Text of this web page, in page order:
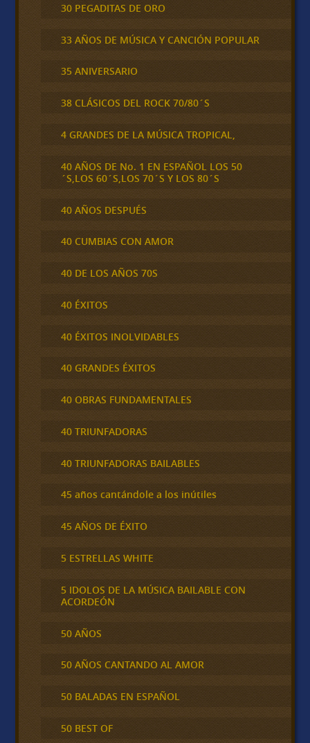
30 PEGADITAS DE ORO
33 AÑOS DE MÚSICA Y CANCIÓN POPULAR
35 ANIVERSARIO
38 CLÁSICOS DEL ROCK 70/80´S
4 GRANDES DE LA MÚSICA TROPICAL,
40 AÑOS DE No. 1 EN ESPAÑOL LOS 50
´S,LOS 60´S,LOS 70´S Y LOS 80´S
40 AÑOS DESPUÉS
40 CUMBIAS CON AMOR
40 DE LOS AÑOS 70S
40 ÉXITOS
40 ÉXITOS INOLVIDABLES
40 GRANDES ÉXITOS
40 OBRAS FUNDAMENTALES
40 TRIUNFADORAS
40 TRIUNFADORAS BAILABLES
45 años cantándole a los inútiles
45 AÑOS DE ÉXITO
5 ESTRELLAS WHITE
5 IDOLOS DE LA MÚSICA BAILABLE CON
ACORDEÓN
50 AÑOS
50 AÑOS CANTANDO AL AMOR
50 BALADAS EN ESPAÑOL
50 BEST OF